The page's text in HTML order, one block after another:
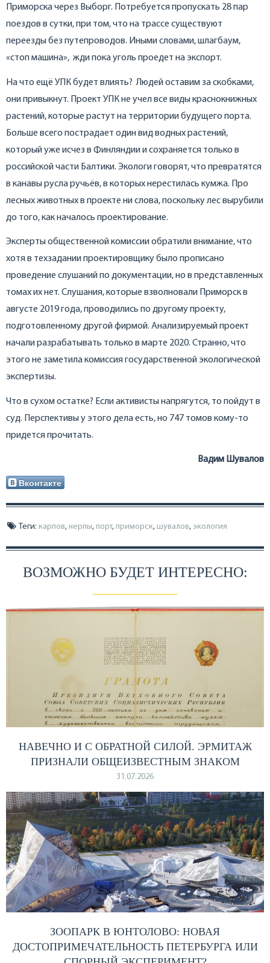
Приморска через Выборг. Потребуется пропускать 28 пар
поездов в сутки, при том, что на трассе существуют
переезды без путепроводов. Иными словами, шлагбаум,
«стоп машина», жди пока уголь проедет на экспорт.
На что ещё УПК будет влиять? Людей оставим за скобками,
они привыкнут. Проект УПК не учел все виды краснокнижных
растений, которые растут на территории будущего порта.
Больше всего пострадает один вид водных растений,
который уже исчез в Финляндии и сохраняется только в
российской части Балтики. Экологи говорят, что превратятся
в канавы русла ручьёв, в которых нерестилась кумжа. Про
лесных животных в проекте ни слова, поскольку лес вырубили
до того, как началось проектирование.
Эксперты общественной комиссии обратили внимание, что
хотя в техзадании проектировщику было прописано
проведение слушаний по документации, но в представленных
томах их нет. Слушания, которые взволновали Приморск в
августе 2019 года, проводились по другому проекту,
подготовленному другой фирмой. Анализируемый проект
начали разрабатывать только в марте 2020. Странно, что
этого не заметила комиссия государственной экологической
экспертизы.
Что в сухом остатке? Если активисты напрягутся, то пойдут в
суд. Перспективы у этого дела есть, но 747 томов кому-то
придется прочитать.
Вадим Шувалов
Вконтакте
Теги: карпов, нерпы, порт, приморск, шувалов, экология
ВОЗМОЖНО БУДЕТ ИНТЕРЕСНО:
НАВЕЧНО И С ОБРАТНОЙ СИЛОЙ. ЭРМИТАЖ
ПРИЗНАЛИ ОБЩЕИЗВЕСТНЫМ ЗНАКОМ
31.07.2026
ЗООПАРК В ЮНТОЛОВО: НОВАЯ
ДОСТОПРИМЕЧАТЕЛЬНОСТЬ ПЕТЕРБУРГА ИЛИ